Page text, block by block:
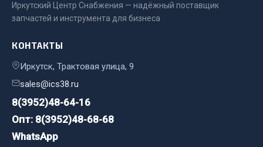
Сцепление
Весь раздел
Запчасти ЯМЗ
Двигатель
Иркутский Центр Снабжения — надёжный поставщик
запчастей и инструмента для бизнеса
КОНТАКТЫ
Иркутск, Трактовая улица, 9
sales@ics38.ru
8(3952)48-64-16
Опт: 8(3952)48-68-68
WhatsApp